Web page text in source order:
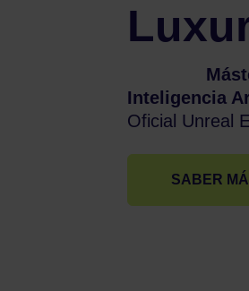
Inteligencia
Oficial Unreal
SABER